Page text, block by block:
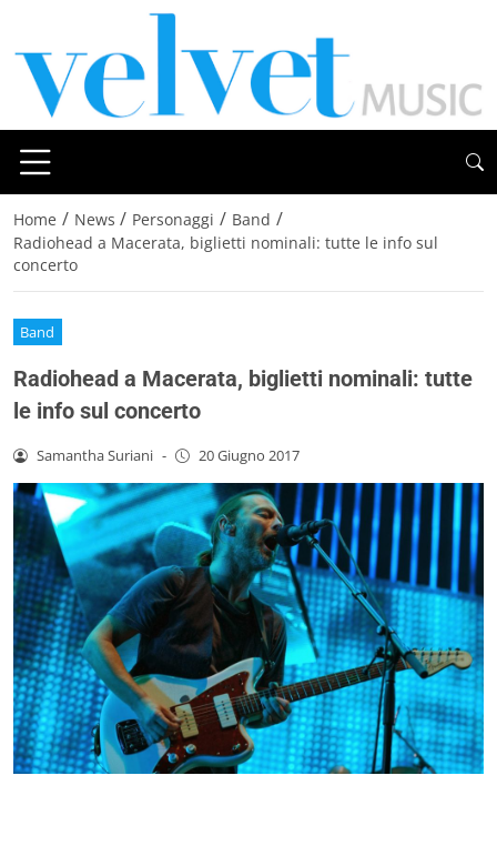
Home / News / Personaggi / Band /
Radiohead a Macerata, biglietti nominali: tutte le info sul
concerto
Band
Radiohead a Macerata, biglietti nominali: tutte
le info sul concerto
Samantha Suriani - 20 Giugno 2017